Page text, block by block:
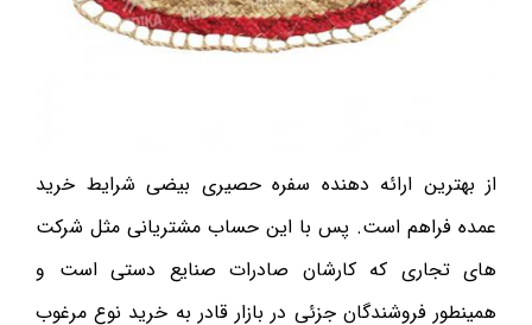
از بهترین ارائه دهنده سفره حصیری بیضی شرایط خرید
عمده فراهم است. پس با این حساب مشتریانی مثل شرکت
های تجاری که کارشان صادرات صنایع دستی است و
همینطور فروشندگان جزئی در بازار قادر به خرید نوع مرغوب